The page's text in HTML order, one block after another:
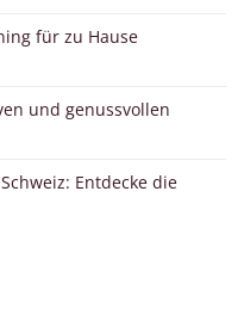
für zu Hause
und genussvollen
Entdecke die